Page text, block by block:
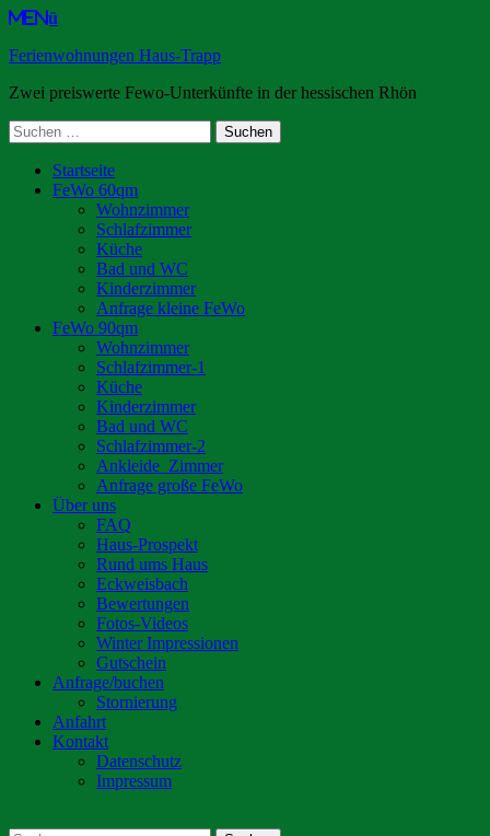
Menü
Ferienwohnungen Haus-Trapp
Zwei preiswerte Fewo-Unterkünfte in der hessischen Rhön
Suchen
nach:
Primäres
Menü
Zum
Inhalt
Startseite
FeWo 60qm
Wohnzimmer
Schlafzimmer
Küche
Bad und WC
Kinderzimmer
Anfrage kleine FeWo
FeWo 90qm
Wohnzimmer
Schlafzimmer-1
Küche
Kinderzimmer
Bad und WC
Schlafzimmer-2
Ankleide_Zimmer
Anfrage große FeWo
Über uns
FAQ
Haus-Prospekt
Rund ums Haus
Eckweisbach
Bewertungen
Fotos-Videos
Winter Impressionen
Gutschein
Anfrage/buchen
Stornierung
Anfahrt
Kontakt
Datenschutz
Impressum
Suchen